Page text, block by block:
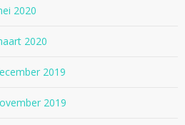
2020
2020
2019
2019